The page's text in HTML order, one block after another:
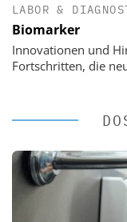
LABOR &
Biomarker
Innovationen und
Fortschritten, die